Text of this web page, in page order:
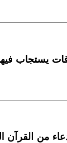
يستجاب
من القرآن